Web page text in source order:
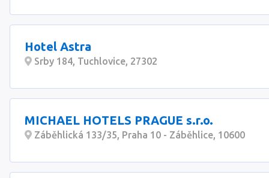
Hotel Astra
Srby 184, Tuchlovice, 27302
MICHAEL HOTELS PRAGUE s.r.o.
Záběhlická 133/35, Praha 10 - Záběhlice, 10600